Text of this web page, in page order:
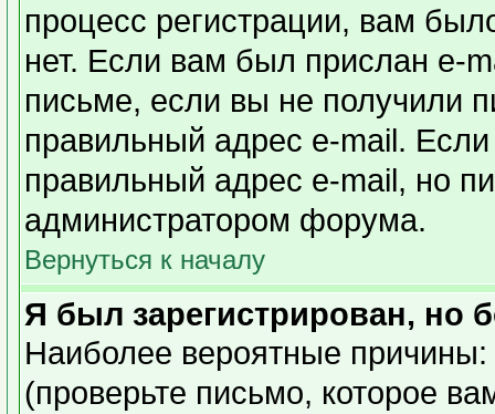
процесс регистрации, вам
нет. Если вам был прислан e-
письме, если вы не получили
правильный адрес e-mail.
правильный адрес e-mail, но
администратором форума.
Вернуться к началу
Я был зарегистрирован, но
Наиболее вероятные
(проверьте письмо, которое